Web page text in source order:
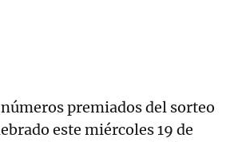
premiados del sorteo
este miércoles 19 de